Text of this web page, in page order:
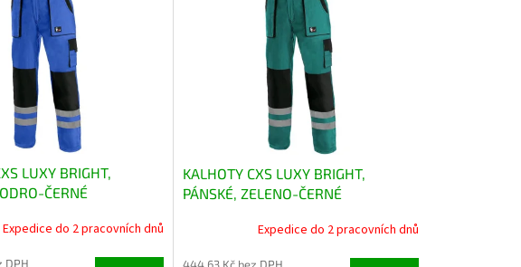
LUXY BRIGHT,
ČERNÉ
Expedice do 2 pracovních dnů
DPH
KALHOTY CXS LUXY BRIGHT,
PÁNSKÉ, ZELENO-ČERNÉ
Expedice do 2 pracovních dnů
444,63 Kč bez DPH